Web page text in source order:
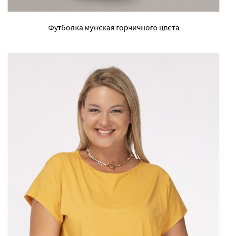
Футболка мужская горчичного цвета